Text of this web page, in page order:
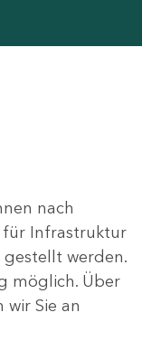
nach
für Infrastruktur
gestellt werden.
möglich. Über
Sie an